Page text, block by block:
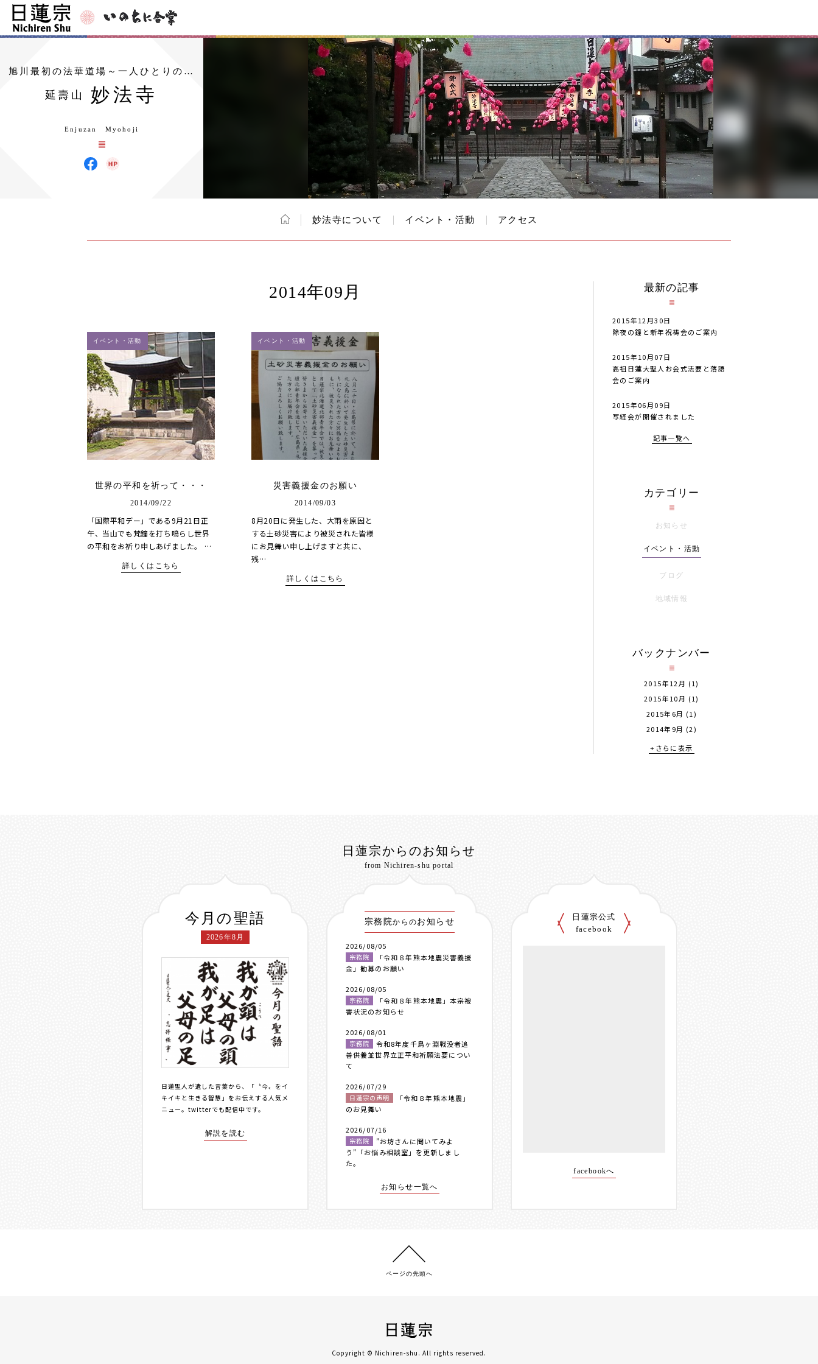
旭川最初の法華道場～一人ひとりの…
延壽山 妙法寺
Enjuzan Myohoji
妙法寺について イベント・活動 アクセス
2014年09月
イベント・活動
世界の平和を祈って・・・
2014/09/22
「国際平和デー」である9月21日正
午、当山でも梵鐘を打ち鳴らし世界
の平和をお祈り申しあげました。 …
詳しくはこちら
イベント・活動
災害義援金のお願い
2014/09/03
8月20日に発生した、大雨を原因と
する土砂災害により被災された皆様
にお見舞い申し上げますと共に、
残…
詳しくはこちら
最新の記事
2015年12月30日
除夜の鐘と新年祝祷会のご案内
2015年10月07日
高祖日蓮大聖人お会式法要と落語
会のご案内
2015年06月09日
写経会が開催されました
記事一覧へ
カテゴリー
お知らせ
イベント・活動
ブログ
地域情報
バックナンバー
2015年12月 (1)
2015年10月 (1)
2015年6月 (1)
2014年9月 (2)
+さらに表示
日蓮宗からのお知らせ
from Nichiren-shu portal
今月の聖語
2026年8月
日蓮聖人が遺した言葉から、「〝今〟をイ
キイキと生きる智慧」をお伝えする人気メ
ニュー。 twitterでも配信中です。
解説を読む
宗務院からのお知らせ
2026/08/05
宗務院
「令和８年熊本地震災害義援
金」勧募のお願い
2026/08/05
宗務院
「令和８年熊本地震」本宗被
害状況のお知らせ
2026/08/01
宗務院
令和8年度千鳥ヶ淵戦没者追
善供養並世界立正平和祈願法要につい
て
2026/07/29
日蓮宗の声明
「令和８年熊本地震」
のお見舞い
2026/07/16
宗務院
”お坊さんに聞いてみよ
う”「お悩み相談室」を更新しまし
た。
お知らせ一覧へ
日蓮宗公式
facebook
facebookへ
ページの先頭へ
Copyright © Nichiren-shu. All rights reserved.